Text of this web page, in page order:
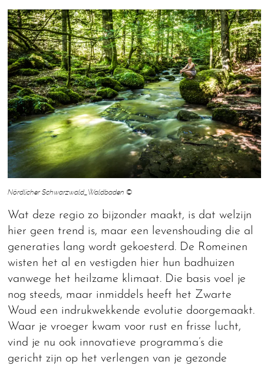
Nördlicher Schwarzwald_Waldbaden ©
Wat deze regio zo bijzonder maakt, is dat welzijn
hier geen trend is, maar een levenshouding die al
generaties lang wordt gekoesterd. De Romeinen
wisten het al en vestigden hier hun badhuizen
vanwege het heilzame klimaat. Die basis voel je
nog steeds, maar inmiddels heeft het Zwarte
Woud een indrukwekkende evolutie doorgemaakt.
Waar je vroeger kwam voor rust en frisse lucht,
vind je nu ook innovatieve programma’s die
gericht zijn op het verlengen van je gezonde